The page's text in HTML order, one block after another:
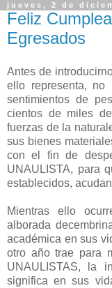
jueves, 2 de
Feliz
Egresados
Antes de
ello representa, no
sentimientos de
cientos de miles
fuerzas de la
sus bienes
con el fin de
UNAULISTA, para
establecidos,
Mientras ello
alborada
académica en sus
otro año trae para
UNAULISTAS, la
significa en sus